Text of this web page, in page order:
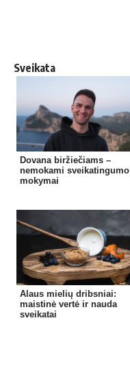
Sveikata
Dovana biržiečiams –
nemokami sveikatingumo
mokymai
Alaus mielių dribsniai:
maistinė vertė ir nauda
sveikatai